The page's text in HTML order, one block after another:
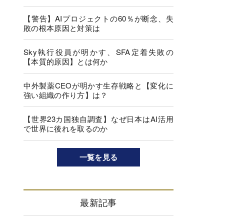
【警告】AIプロジェクトの60％が断念、失
敗の根本原因と対策は
Sky執行役員が明かす、SFA定着失敗の
【本質的原因】とは何か
中外製薬CEOが明かす生存戦略と【変化に
強い組織の作り方】は？
【世界23カ国独自調査】なぜ日本はAI活用
で世界に後れを取るのか
一覧を見る
最新記事